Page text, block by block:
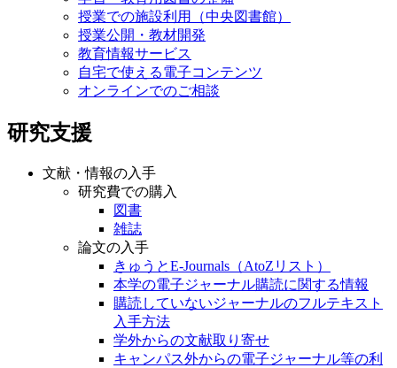
授業での施設利用（中央図書館）
授業公開・教材開発
教育情報サービス
自宅で使える電子コンテンツ
オンラインでのご相談
研究支援
文献・情報の入手
研究費での購入
図書
雑誌
論文の入手
きゅうとE-Journals（AtoZリスト）
本学の電子ジャーナル購読に関する情報
購読していないジャーナルのフルテキスト
入手方法
学外からの文献取り寄せ
キャンパス外からの電子ジャーナル等の利